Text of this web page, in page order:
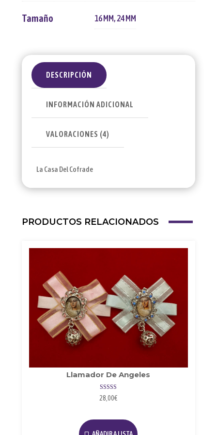
Tamaño 16 MM,24 MM
DESCRIPCIÓN
INFORMACIÓN ADICIONAL
VALORACIONES (4)
La Casa Del Cofrade
PRODUCTOS RELACIONADOS
Llamador De Angeles
Valorado con
5.00
28,00€